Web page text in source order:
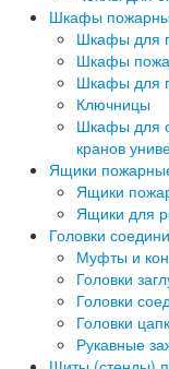
Шкафы
Шкафы для
Шкафы
Шкафы для
Ключницы
Шкафы для
кранов
Ящики
Ящики
Ящики для
Головки
Муфты и
Головки
Головки
Головки
Рукавные